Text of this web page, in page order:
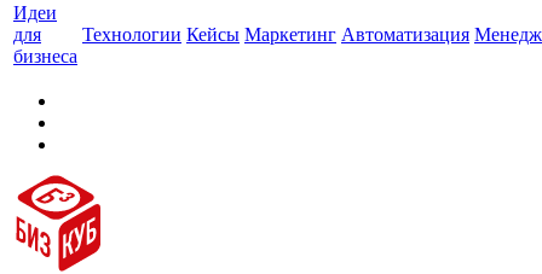
Идеи
для
бизнеса
Технологии Кейсы Маркетинг Автоматизация